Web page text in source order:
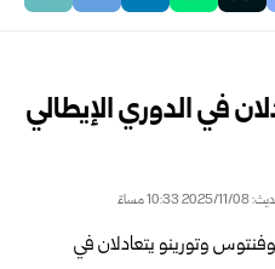
في الدوري الإيطالي
10:33 مساءً